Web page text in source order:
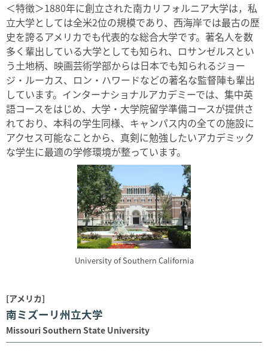
＜特徴＞1880年に創立された南カリフォルニア大学は，私
立大学としては全米2位の規模であり、西海岸では最古の歴
史を誇るアメリカでも代表的な総合大学です。著名人を数
多く輩出している大学としても知られ、ロサンゼルスとい
う土地柄、映画芸術学部からは日本でも知られるジョー
ジ・ルーカス、ロン・ハワードなどの著名な監督陣も輩出
しています。インターナショナルアカデミーでは、集中英
語コースをはじめ、大学・大学院留学準備コースが提供さ
れており、本科の学生同様、キャンパス内の全ての施設に
アクセス可能なことから、真剣に勉強したいアカデミック
な学生に最適の学修環境が整っています。
University of Southern California
[アメリカ]
南ミズーリ州立大学
Missouri Southern State University